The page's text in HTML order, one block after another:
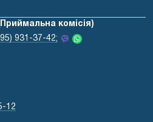
комісія)
931-37-42;
12